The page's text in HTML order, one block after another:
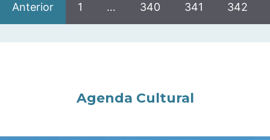
Anterior 1 … 340 341 342
Agenda Cultural